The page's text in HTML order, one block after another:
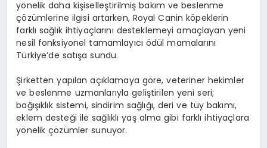
yönelik daha kişiselleştirilmiş bakım ve beslenme
çözümlerine ilgisi artarken, Royal Canin köpeklerin
farklı sağlık ihtiyaçlarını desteklemeyi amaçlayan yeni
nesil fonksiyonel tamamlayıcı ödül mamalarını
Türkiye’de satışa sundu.
Şirketten yapılan açıklamaya göre, veteriner hekimler
ve beslenme uzmanlarıyla geliştirilen yeni seri;
bağışıklık sistemi, sindirim sağlığı, deri ve tüy bakımı,
eklem desteği ile sağlıklı yaş alma gibi farklı ihtiyaçlara
yönelik çözümler sunuyor.